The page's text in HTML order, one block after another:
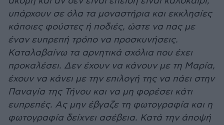
υπάρχουν σε όλα τα μοναστήρια και εκκλησίες
κάποιες φούστες ή ποδιές, ώστε να πας με
έναν ευπρεπή τρόπο να προσκυνήσεις.
Καταλαβαίνω τα αρνητικά σχόλια που έχει
προκαλέσει. Δεν έχουν να κάνουν με τη Μαρία,
έχουν να κάνει με την επιλογή της να πάει στην
Παναγία της Τήνου και να μη φορέσει κάτι
ευπρεπές. Ας μην έβγαζε τη φωτογραφία και η
φωτογραφία δείχνει ασέβεια. Κατά την άποψή